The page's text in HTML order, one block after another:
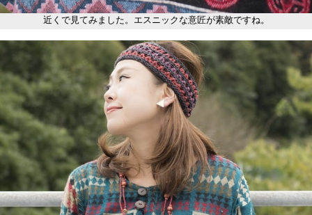
近くで見てみました。エスニックな意匠が素敵ですね。